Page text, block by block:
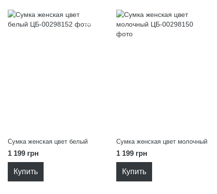
Сумка женская цвет белый
1 199 грн
Купить
Сумка женская цвет молочный
1 199 грн
Купить